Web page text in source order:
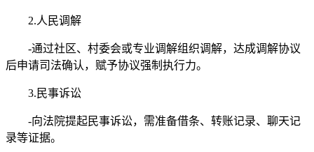
2.人民调解
-通过社区、村委会或专业调解组织调解，达成调解协议
后申请司法确认，赋予协议强制执行力。
3.民事诉讼
-向法院提起民事诉讼，需准备借条、转账记录、聊天记
录等证据。